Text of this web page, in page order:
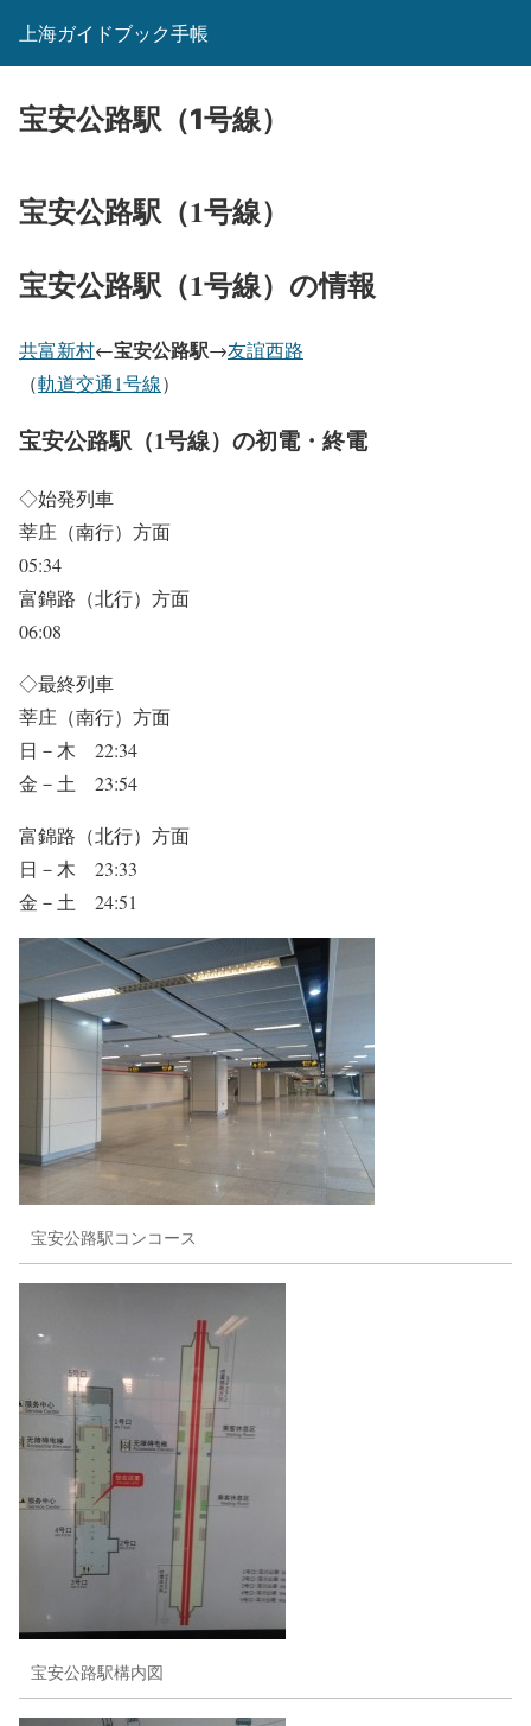
上海ガイドブック手帳
宝安公路駅（1号線）
宝安公路駅（1号線）
宝安公路駅（1号線）の情報
共富新村←宝安公路駅→友誼西路
（軌道交通1号線）
宝安公路駅（1号線）の初電・終電
◇始発列車
莘庄（南行）方面
05:34
富錦路（北行）方面
06:08
◇最終列車
莘庄（南行）方面
日－木 22:34
金－土 23:54
富錦路（北行）方面
日－木 23:33
金－土 24:51
宝安公路駅コンコース
宝安公路駅構内図